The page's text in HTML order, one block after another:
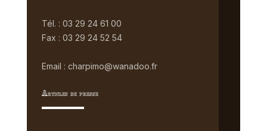
Tél. : 03 29 24 61 00
Fax : 03 29 24 52 54
Email : charpimo@wanadoo.fr
Articles de presse